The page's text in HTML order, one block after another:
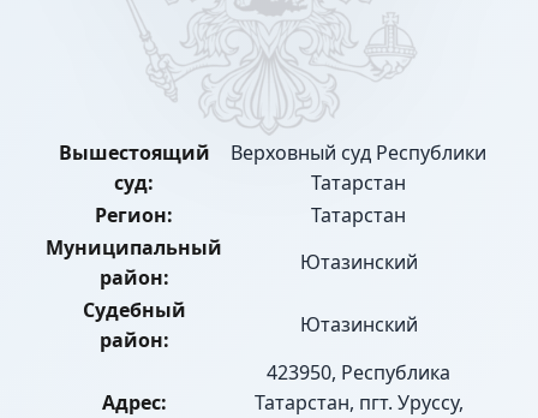
Вышестоящий
суд:
Верховный суд Республики
Татарстан
Регион:
Татарстан
Муниципальный
район:
Ютазинский
Судебный
район:
Ютазинский
Адрес:
423950, Республика
Татарстан, пгт. Уруссу,